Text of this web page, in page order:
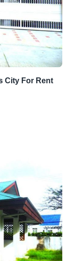
City For Rent